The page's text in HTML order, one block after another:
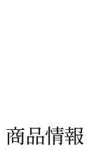
商品情報